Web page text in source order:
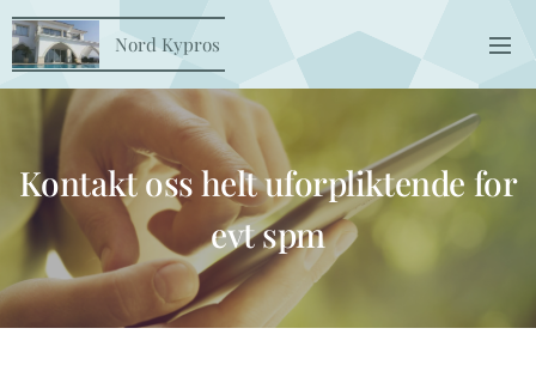
Nord Kypros
Kontakt oss helt uforpliktende for
evt spm